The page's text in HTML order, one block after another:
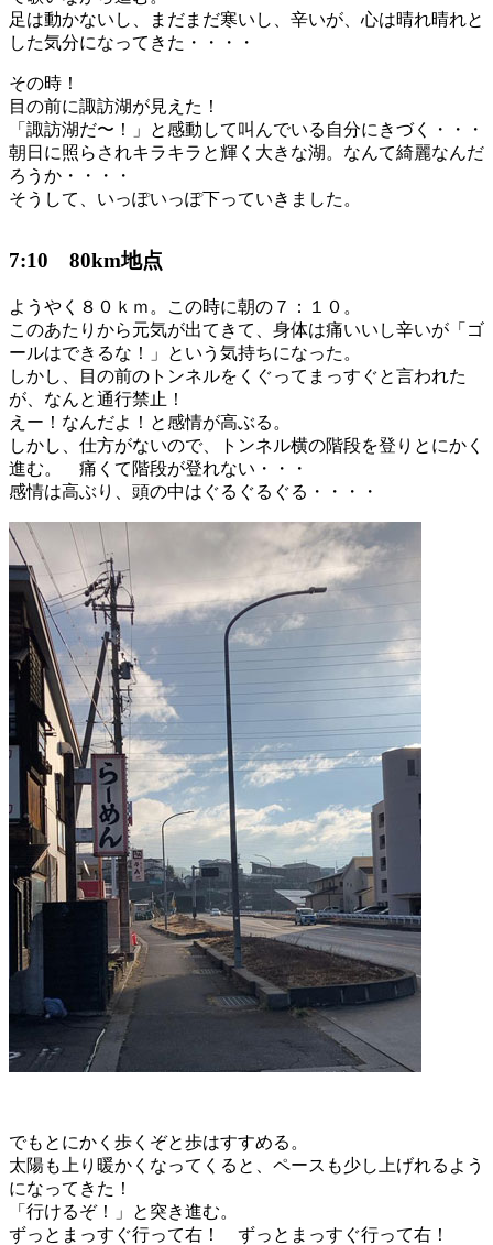
足は動かないし、まだまだ寒いし、辛いが、心は晴れ晴れと
した気分になってきた・・・・
その時！
目の前に諏訪湖が見えた！
「諏訪湖だ〜！」と感動して叫んでいる自分にきづく・・・
朝日に照らされキラキラと輝く大きな湖。なんて綺麗なんだ
ろうか・・・・
そうして、いっぽいっぽ下っていきました。
7:10 80km地点
ようやく８０ｋｍ。この時に朝の７：１０。
このあたりから元気が出てきて、身体は痛いいし辛いが「ゴ
ールはできるな！」という気持ちになった。
しかし、目の前のトンネルをくぐってまっすぐと言われた
が、なんと通行禁止！
えー！なんだよ！と感情が高ぶる。
しかし、仕方がないので、トンネル横の階段を登りとにかく
進む。 痛くて階段が登れない・・・
感情は高ぶり、頭の中はぐるぐるぐる・・・・
でもとにかく歩くぞと歩はすすめる。
太陽も上り暖かくなってくると、ペースも少し上げれるよう
になってきた！
「行けるぞ！」と突き進む。
ずっとまっすぐ行って右！ ずっとまっすぐ行って右！